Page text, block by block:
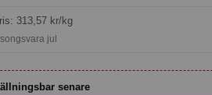
313,57kr/kg
jul
senare